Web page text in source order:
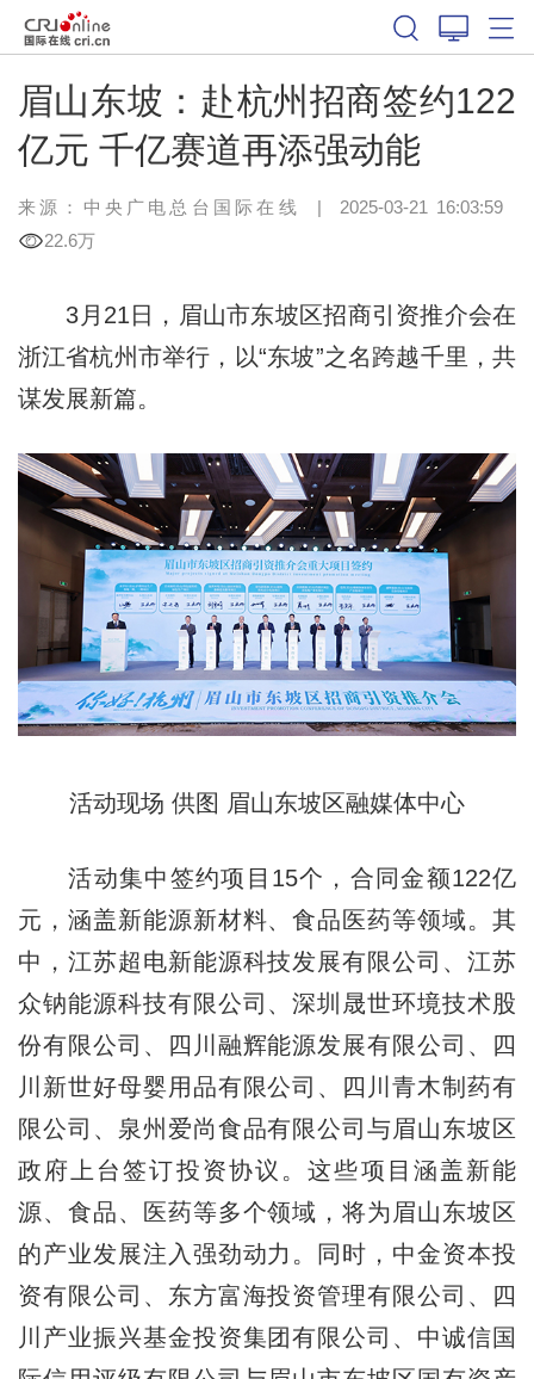
眉山东坡：‌赴杭州招商签约122
亿元 千亿赛道再添强动能
来源：中央广电总台国际在线 | 2025-03-21 16:03:59
22.6万
3月21日，眉山市东坡区招商引资推介会在
浙江省杭州市举行，以“东坡”之名跨越千里，共
谋发展新篇。
活动现场 供图 眉山东坡区融媒体中心
活动集中签约项目15个，合同金额122亿
元，涵盖新能源新材料、食品医药等领域。其
中，江苏超电新能源科技发展有限公司、江苏
众钠能源科技有限公司、深圳晟世环境技术股
份有限公司、四川融辉能源发展有限公司、四
川新世好母婴用品有限公司、四川青木制药有
限公司、泉州爱尚食品有限公司与眉山东坡区
政府上台签订投资协议。这些项目涵盖新能
源、食品、医药等多个领域，将为眉山东坡区
的产业发展注入强劲动力。同时，中金资本投
资有限公司、东方富海投资管理有限公司、四
川产业振兴基金投资集团有限公司、中诚信国